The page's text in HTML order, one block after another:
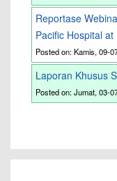
Reportase
Pacific Hospital
Posted on: Kamis, 09-
Laporan Khusus
Posted on: Jumat, 03-